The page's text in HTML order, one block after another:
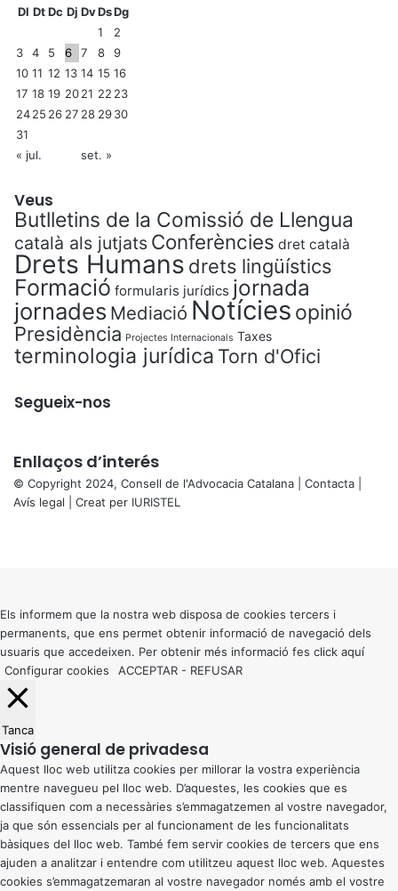
Dl DtDc Dj DvDsDg
1
2
3
4 5 6 7 8
9
10 11 12 13 14 15 16
17 18 19 2021 22 23
2425 26 27 28 2930
31
« jul.
set. »
Veus
Butlletins de la Comissió de Llengua
català als jutjats Conferències dret català
Drets Humans drets lingüístics
Formació formularis jurídics jornada
jornades Mediació Notícies opinió
Presidència Projectes Internacionals Taxes
terminologia jurídica Torn d'Ofici
Segueix-nos
Enllaços d’interés
© Copyright 2024, Consell de l'Advocacia Catalana | Contacta
Avís legal | Creat per IURISTEL
button
Els informem que la nostra web disposa de cookies tercers i
permanents, que ens permet obtenir informació de navegació dels
usuaris que accedeixen. Per obtenir més informació fes click aquí
Configurar cookies
ACCEPTAR - REFUSAR
Tanca
Visió general de privadesa
Aquest lloc web utilitza cookies per millorar la vostra experiència
mentre navegueu pel lloc web. D’aquestes, les cookies que es
classifiquen com a necessàries s’emmagatzemen al vostre navegador,
ja que són essencials per al funcionament de les funcionalitats
bàsiques del lloc web. També fem servir cookies de tercers que ens
ajuden a analitzar i entendre com utilitzeu aquest lloc web. Aquestes
cookies s’emmagatzemaran al vostre navegador només amb el vostre